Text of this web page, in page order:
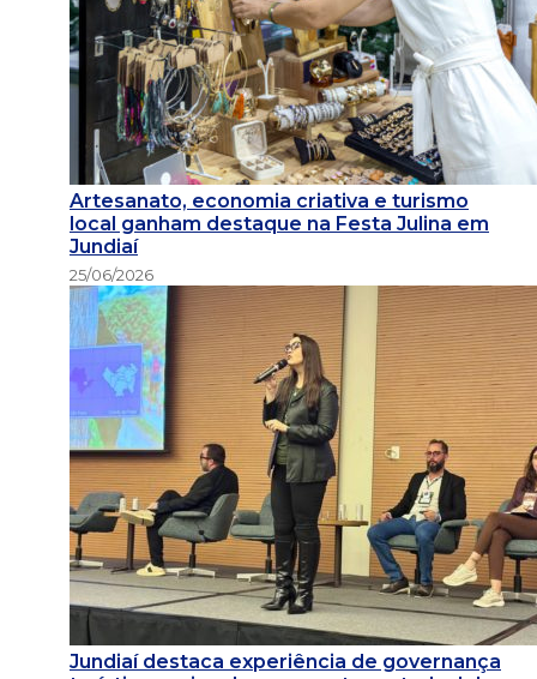
Artesanato, economia criativa e turismo
local ganham destaque na Festa Julina em
Jundiaí
25/06/2026
Jundiaí destaca experiência de governança